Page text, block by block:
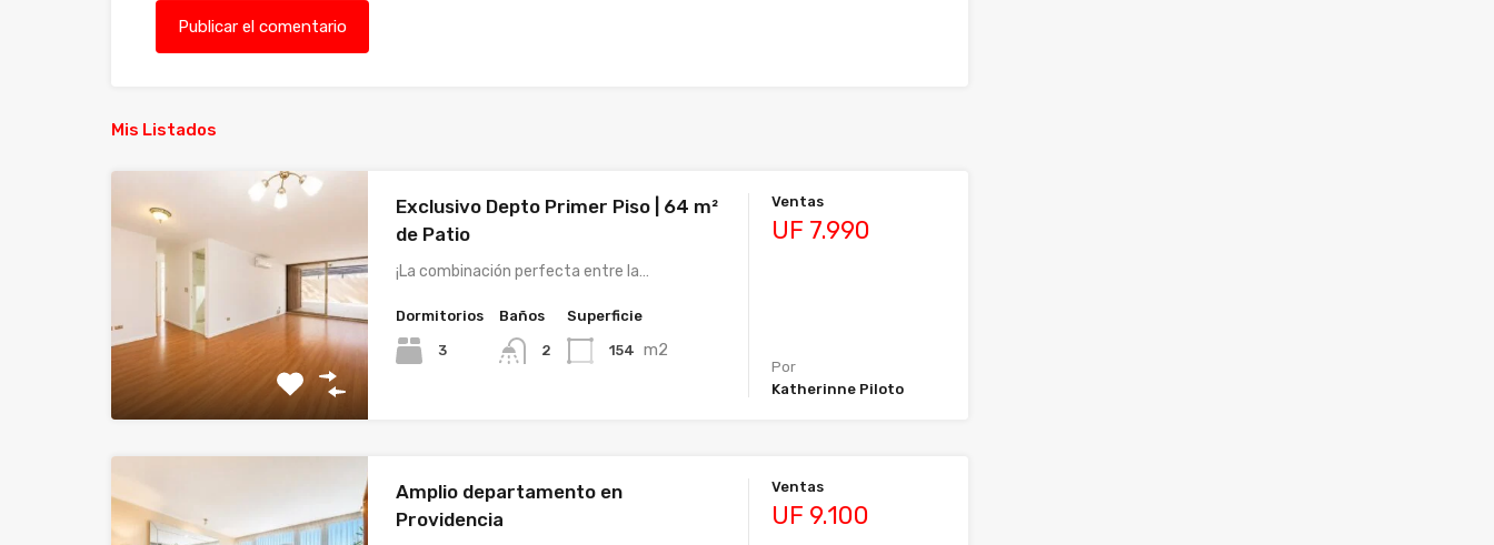
Mis Listados
Exclusivo Depto Primer Piso | 64 m²
de Patio
¡La combinación perfecta entre la…
Dormitorios
3
Baños
2
Superficie
154 m2
Ventas
UF 7.990
Por
Katherinne Piloto
Amplio departamento en
Providencia
Ventas
UF 9.100